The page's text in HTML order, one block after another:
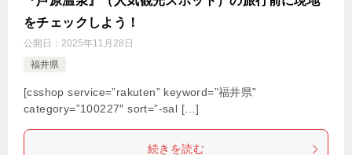
をチェックしよう！
公開日： 2025年11月28日
福井県
[csshop service=”rakuten” keyword=”福井県”
category=”100227″ sort=”-sal […]
続きを読む